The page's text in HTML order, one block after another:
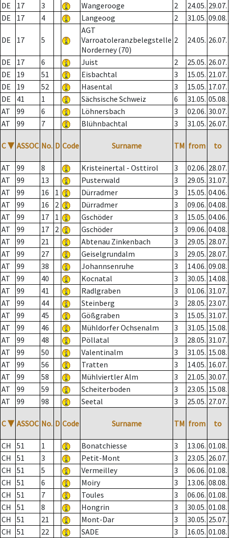
DE
17 3 Wangerooge 2 24.05. 29.07.
DE
17 4 Langeoog 2 31.05. 09.08.
DE 17 5
AGT
Varroatoleranzbelegstelle
Norderney (70)
2 24.05. 26.07.
DE 17 6 Juist 2 25.05. 26.07.
DE
19 51 Eisbachtal 3 15.05. 21.07.
DE
19 52 Hasental 3 15.05. 17.07.
DE
41 1 Sächsische Schweiz 6 31.05. 05.08.
AT
99 6 Löhnersbach 3 02.06. 30.07.
AT
99 7 Blühnbachtal 3 31.05. 26.07.
C ▼ ASSOC No. D Code Surname TM from to
AT
99 8 Kristeinertal - Osttirol 3 02.06. 28.07.
AT
99 13 Pusterwald 3 29.05. 31.07.
AT
99 16 1 Dürradmer 3 15.05. 04.06.
AT
99 16 2 Dürradmer 3 09.06. 04.08.
AT
99 17 1 Gschöder 3 15.05. 04.06.
AT
99 17 2 Gschöder 3 09.06. 04.08.
AT
99 21 Abtenau Zinkenbach 3 29.05. 28.07.
AT
99 27 Geiselgrundalm 3 29.05. 28.07.
AT
99 38 Johannsenruhe 3 14.06. 09.08.
AT
99 40 Kocnatal 3 30.05. 14.08.
AT
99 41 Radlgraben 3 01.06. 31.07.
AT
99 44 Steinberg 3 28.05. 23.07.
AT
99 45 Gößgraben 3 15.05. 31.07.
AT
99 46 Mühldorfer Ochsenalm 3 31.05. 15.08.
AT
99 48 Pöllatal 3 28.05. 31.07.
AT
99 50 Valentinalm 3 31.05. 15.08.
AT
99 56 Tratten 3 14.05. 16.07.
AT
99 58 Mühlviertler Alm 3 21.05. 30.07.
AT
99 59 Scheiterboden 3 23.05. 15.08.
AT
99 98 Seetal 3 25.05. 27.07.
C ▼ ASSOC No. D Code Surname TM from to
CH
51 1 Bonatchiesse 3 13.06. 01.08.
CH
51 3 Petit-Mont 3 23.05. 26.07.
CH
51 5 Vermeilley 3 06.06. 01.08.
CH
51 6 Moiry 3 13.06. 08.08.
CH
51 7 Toules 3 06.06. 01.08.
CH
51 8 Hongrin 3 30.05. 01.08.
CH
51 21 Mont-Dar 3 30.05. 25.07.
CH
51 22 SADE 3 16.05. 01.08.